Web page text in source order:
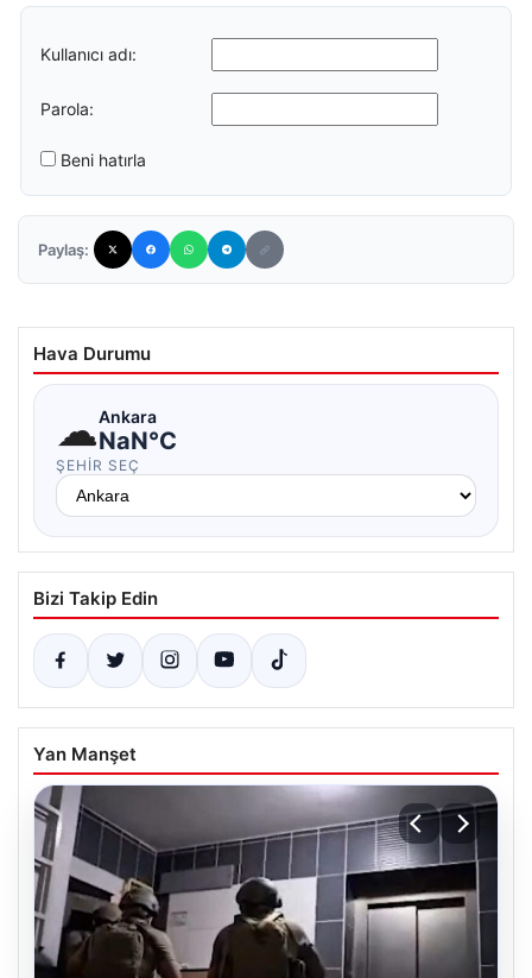
Kullanıcı adı:
Parola:
Beni hatırla
Paylaş:
Hava Durumu
☁Ankara
NaN°C
ŞEHIR SEÇ
Bizi Takip Edin
Yan Manşet